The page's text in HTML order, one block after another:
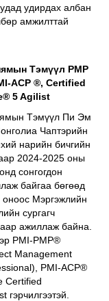
удирдах албан
амжилттай
Тэмүүл PMP
ACP ®, Certified
5 Agilist
Тэмүүл Пи Эм
Чаптэрийн
нарийн бичгийн
2024-2025 оны
сонгогдон
байгаа бөгөөд
оноос Мэргэжлийн
сургагч
ажиллаж байна.
PMI-PMP®
Management
PMI-ACP®
Certified